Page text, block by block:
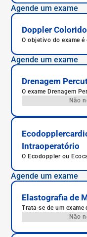
Agende um exame
Doppler
O objetivo do exame
Agende um exame
Drenagem
O exame Drenagem
para drenagem deNão
Intraoperatório
O Ecodoppler ou
com o objetivo de
alterações estruturais
de uma sonda no
Agende um exame
Elastografia de
Trata-se de um
técnicas do exame
um software - com a
de diferentes tecidos
Não